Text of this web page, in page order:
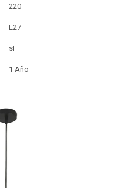
220
E27
sI
1 Año